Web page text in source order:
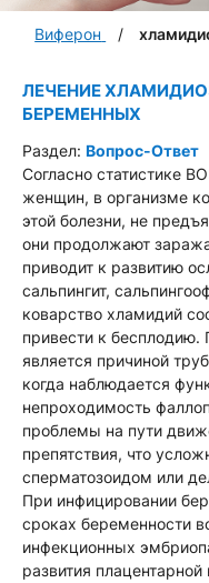
Виферон
ЛЕЧЕНИЕ
БЕРЕМЕННЫХ
Раздел: Вопрос-Ответ
Согласно статистике
женщин, в организме
этой болезни, не
они продолжают
приводит к развитию
сальпингит,
коварство хламидий
привести к бесплодию.
является причиной
когда наблюдается
непроходимость
проблемы на пути
препятствия, что
сперматозоидом или
При инфицировании
сроках беременности
инфекционных
развития